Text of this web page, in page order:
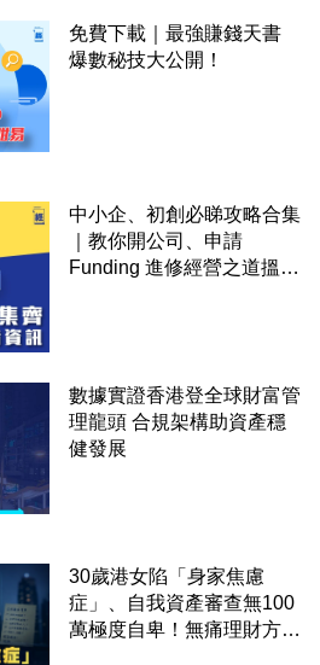
免費下載｜最強賺錢天書
爆數秘技大公開！
中小企、初創必睇攻略合集
｜教你開公司、申請
Funding 進修經營之道搵大
數據實證香港登全球財富管
理龍頭 合規架構助資產穩
健發展
30歲港女陷「身家焦慮
症」、自我資產審查無100
萬極度自卑！無痛理財方